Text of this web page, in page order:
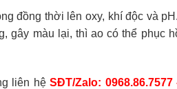
đồng thời lên oxy, khí độc và
gây màu lại, thì ao có thể phục
liên hệSĐT/Zalo: